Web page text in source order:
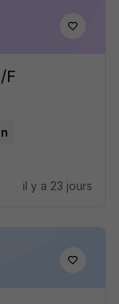
F
il y a 23 jours